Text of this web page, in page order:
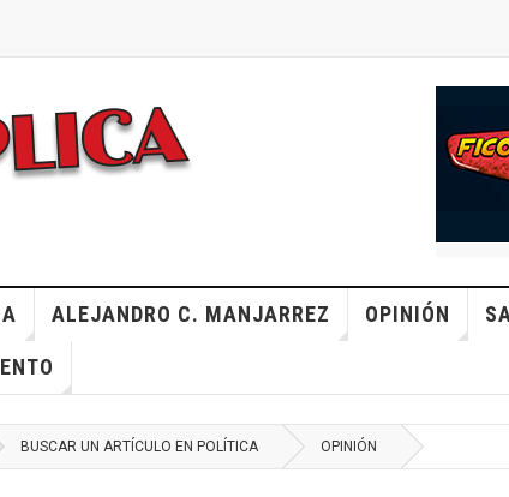
ALEJANDRO C. MANJARREZ OPINIÓN
BUSCAR UN ARTÍCULO EN POLÍTICA OPINIÓN